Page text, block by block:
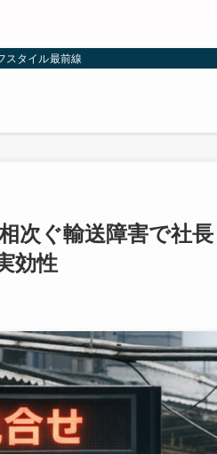
スタイル最前線
次ぐ輸送障害で社
効性